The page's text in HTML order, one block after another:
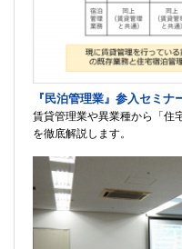
『民泊管理業』参入セミナ
賃貸管理業や異業種から「住
を徹底解説します。